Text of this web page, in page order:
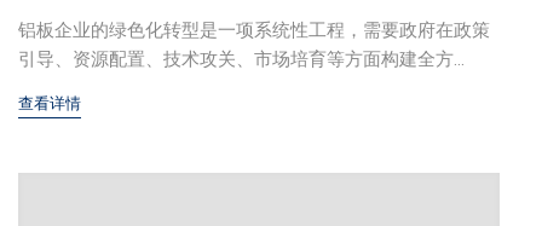
经典案例
铝板企业的绿色化转型是一项系统性工程，需要政府在政策
引导、资源配置、技术攻关、市场培育等方面构建全方...
查看详情